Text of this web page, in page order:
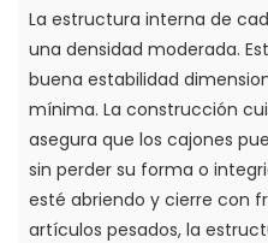
La estructura interna de
una densidad moderada.
buena estabilidad
mínima. La construcción
asegura que los cajones
sin perder su forma o
esté abriendo y cierre con
artículos pesados, la